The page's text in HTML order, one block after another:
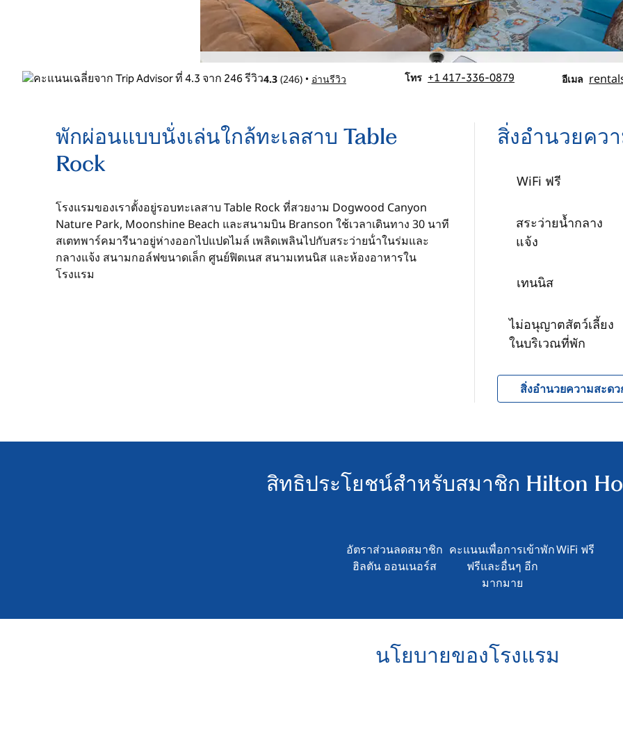
4.3 (246) • อ่านรีวิว โทร
โทร +1 417-336-0879 อีเมล
อีเมล
พักผ่อนแบบนั่งเล่นใกล้ทะเลสาบ Table
Rock
โรงแรมของเราตั้งอยู่รอบทะเลสาบ Table Rock ที่สวยงาม Dogwood Canyon
Nature Park, Moonshine Beach และสนามบิน Branson ใช้เวลาเดินทาง 30 นาที
สเตทพาร์คมารีนาอยู่ห่างออกไปแปดไมล์ เพลิดเพลินไปกับสระว่ายน้ําในร่มและ
กลางแจ้ง สนามกอล์ฟขนาดเล็ก ศูนย์ฟิตเนส สนามเทนนิส และห้องอาหารใน
โรงแรม
สิ่งอํานวยคว
WiFi ฟรี
สระว่ายน้ำกลาง
แจ้ง
เทนนิส
ไม่อนุญาตสัตว์เลี้ยง
ในบริเวณที่พัก
สิ่งอํานวยความสะด
สิทธิประโยชน์สำหรับสมาชิก Hilton
อัตราส่วนลดสมาชิก
ฮิลตัน ออนเนอร์ส
คะแนนเพื่อการเข้าพัก
ฟรีและอื่นๆ อีก
มากมาย
WiFi ฟรี
นโยบายของโรงแรม